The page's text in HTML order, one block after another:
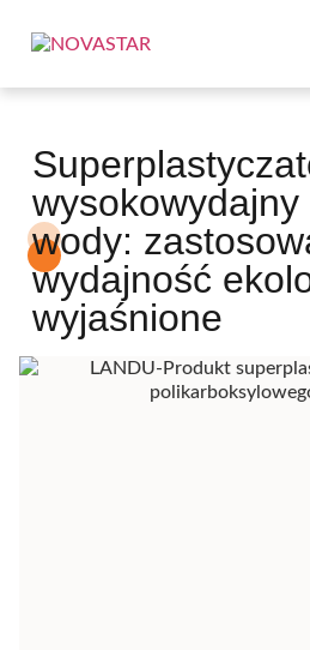
wody:
wydajność
wyjaśnione